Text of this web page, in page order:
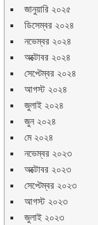
জানুয়ারি ২০২৫
ডিসেম্বর ২০২৪
নভেম্বর ২০২৪
অক্টোবর ২০২৪
সেপ্টেম্বর ২০২৪
আগস্ট ২০২৪
জুলাই ২০২৪
জুন ২০২৪
মে ২০২৪
নভেম্বর ২০২৩
অক্টোবর ২০২৩
সেপ্টেম্বর ২০২৩
আগস্ট ২০২৩
জুলাই ২০২৩